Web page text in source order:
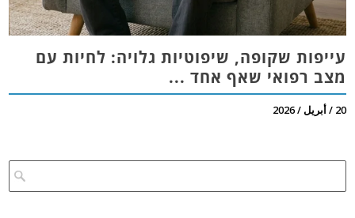
עייפות שקופה, שיפוטיות גלויה: לחיות עם
מצב רפואי שאף אחד ...
20 / أبريل / 2026